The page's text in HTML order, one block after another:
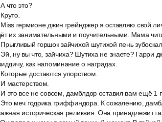
А что это?
Круто.
Miss гермионе джин грейнджер я оставляю свой
их занимательными и поучительными. Мама
Прыгливый горшок зайчихой шутихой пень зубоскал.
Эй, ну вы что, зайчиха? Шутиха не знаете? Гарри
как напоминание о наградах.
Которые достаются упорством.
И мастерством.
И это все не совсем, дамблдор оставил вам ещё 1
Это меч годрика гриффиндора. К сожалению,
историческая реликвия. Она принадлежит